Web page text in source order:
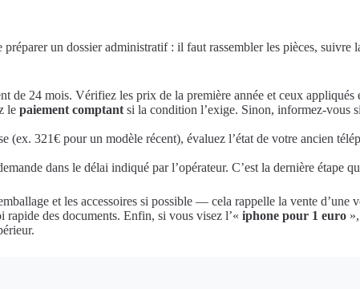
un dossier administratif : il faut rassembler les pièces, suivre
de 24 mois. Vérifiez les prix de la première année et ceux appliqués
le paiement comptant si la condition l’exige. Sinon, informez‑vous
321€ pour un modèle récent), évaluez l’état de votre ancien
dans le délai indiqué par l’opérateur. C’est la dernière étape
et les accessoires si possible — cela rappelle la vente d’une
des documents. Enfin, si vous visez l’« iphone pour 1 euro